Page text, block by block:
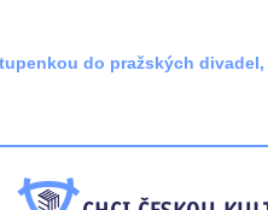
do pražských divadel,